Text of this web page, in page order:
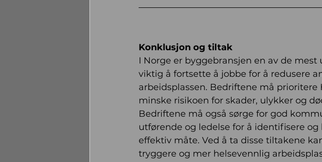
Konklusjon og tiltak
I Norge er byggebransjen en av de
viktig å fortsette å jobbe for å redusere
arbeidsplassen. Bedriftene må
minske risikoen for skader, ulykker og
Bedriftene må også sørge for god
utførende og ledelse for å identifisere og
effektiv måte. Ved å ta disse tiltakene
tryggere og mer helsevennlig